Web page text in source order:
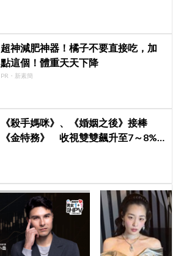
超神減肥神器！橘子不要直接吃，加
點這個！體重天天下降
PR・新素簡
《殺手媽咪》、《婚姻之後》接棒
《金特務》 收視雙雙飆升至7～8%